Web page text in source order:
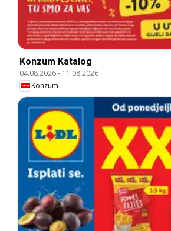
Konzum Katalog
04.08.2026- 11.08.2026
Konzum